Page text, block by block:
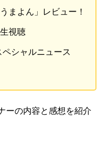
まよん」レビュー！
視聴
シャルニュース
ーの内容と感想を紹介